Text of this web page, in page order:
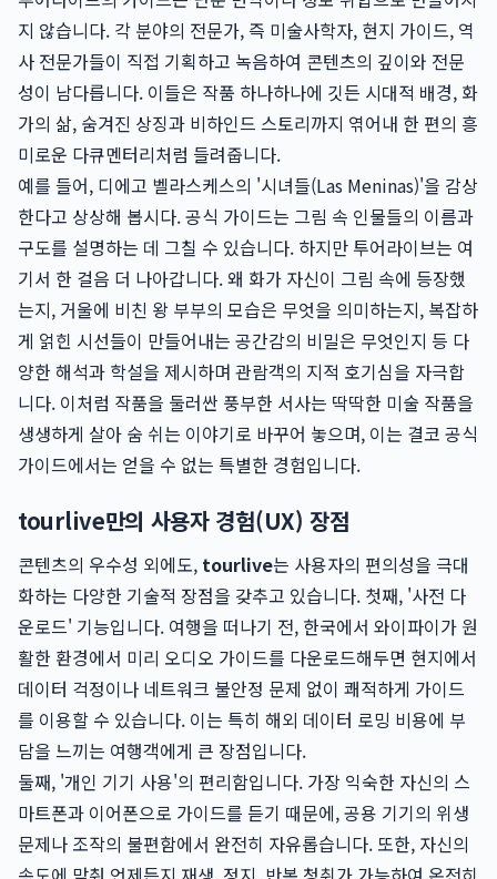
지 않습니다. 각 분야의 전문가, 즉 미술사학자, 현지 가이드, 역
사 전문가들이 직접 기획하고 녹음하여 콘텐츠의 깊이와 전문
성이 남다릅니다. 이들은 작품 하나하나에 깃든 시대적 배경, 화
가의 삶, 숨겨진 상징과 비하인드 스토리까지 엮어내 한 편의 흥
미로운 다큐멘터리처럼 들려줍니다.
예를 들어, 디에고 벨라스케스의 '시녀들(Las Meninas)'을 감상
한다고 상상해 봅시다. 공식 가이드는 그림 속 인물들의 이름과
구도를 설명하는 데 그칠 수 있습니다. 하지만 투어라이브는 여
기서 한 걸음 더 나아갑니다. 왜 화가 자신이 그림 속에 등장했
는지, 거울에 비친 왕 부부의 모습은 무엇을 의미하는지, 복잡하
게 얽힌 시선들이 만들어내는 공간감의 비밀은 무엇인지 등 다
양한 해석과 학설을 제시하며 관람객의 지적 호기심을 자극합
니다. 이처럼 작품을 둘러싼 풍부한 서사는 딱딱한 미술 작품을
생생하게 살아 숨 쉬는 이야기로 바꾸어 놓으며, 이는 결코 공식
가이드에서는 얻을 수 없는 특별한 경험입니다.
tourlive만의 사용자 경험(UX) 장점
콘텐츠의 우수성 외에도, tourlive는 사용자의 편의성을 극대
화하는 다양한 기술적 장점을 갖추고 있습니다. 첫째, '사전 다
운로드' 기능입니다. 여행을 떠나기 전, 한국에서 와이파이가 원
활한 환경에서 미리 오디오 가이드를 다운로드해두면 현지에서
데이터 걱정이나 네트워크 불안정 문제 없이 쾌적하게 가이드
를 이용할 수 있습니다. 이는 특히 해외 데이터 로밍 비용에 부
담을 느끼는 여행객에게 큰 장점입니다.
둘째, '개인 기기 사용'의 편리함입니다. 가장 익숙한 자신의 스
마트폰과 이어폰으로 가이드를 듣기 때문에, 공용 기기의 위생
문제나 조작의 불편함에서 완전히 자유롭습니다. 또한, 자신의